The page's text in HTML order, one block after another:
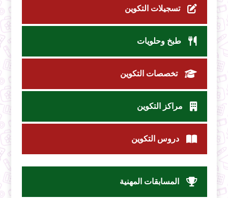
تسجيلات التكوين
طبخ وحلويات
تخصصات التكوين
مراكز التكوين
دروس التكوين
المسابقات المهنية